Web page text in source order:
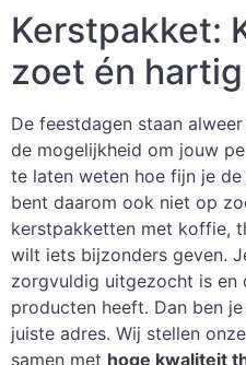
Kerstpakket:
zoet én hartig
De feestdagen staan
de mogelijkheid om jouw
te laten weten hoe fijn je
bent daarom ook niet op
kerstpakketten met koffie,
wilt iets bijzonders geven.
zorgvuldig uitgezocht is en
producten heeft. Dan ben
juiste adres. Wij stellen onze
samen met hoge kwaliteit